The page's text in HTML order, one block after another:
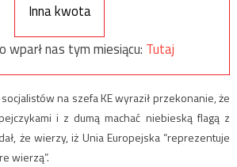
Inna kwota
wparł nas tym miesiącu: Tutaj
na szefa KE wyraził przekonanie, że
i z dumą machać niebieską flagą z
że wierzy, iż Unia Europejska “reprezentuje
wierzą”.